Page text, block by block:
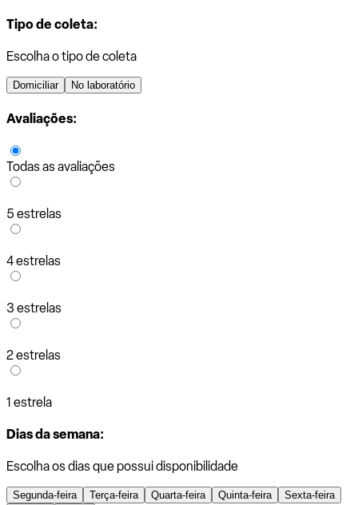
Tipo de coleta:
Escolha o tipo de coleta
Domiciliar No laboratório
Avaliações:
Todas as avaliações
5 estrelas
4 estrelas
3 estrelas
2 estrelas
1 estrela
Dias da semana:
Escolha os dias que possui disponibilidade
Segunda-feira Terça-feira Quarta-feira Quinta-feira
Sexta-feira